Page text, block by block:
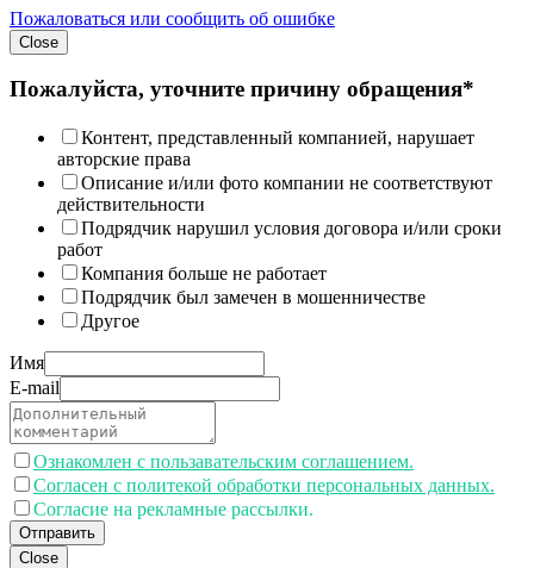
Пожаловаться или сообщить об ошибке
Close
Пожалуйста, уточните причину обращения*
Контент, представленный компанией, нарушает
авторские права
Описание и/или фото компании не соответствуют
действительности
Подрядчик нарушил условия договора и/или сроки
работ
Компания больше не работает
Подрядчик был замечен в мошенничестве
Другое
Имя
E-mail
Ознакомлен с пользавательским соглашением.
Согласен с политекой обработки персональных данных.
Согласие на рекламные рассылки.
Отправить
Close